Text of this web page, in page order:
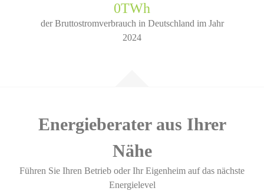
0TWh
der Bruttostromverbrauch in Deutschland im Jahr
2024
Energieberater aus Ihrer
Nähe
Führen Sie Ihren Betrieb oder Ihr Eigenheim auf das nächste
Energielevel